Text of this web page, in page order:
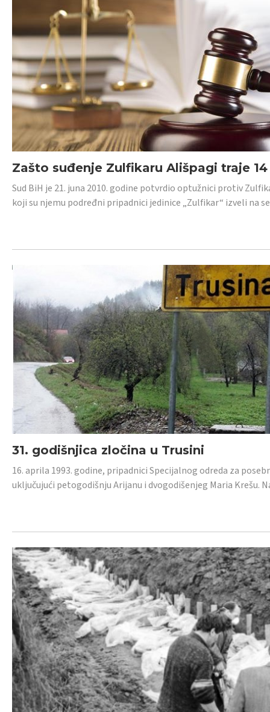
Zašto suđenje Zulfikaru Ališpagi traje
Sud BiH je 21. juna 2010. godine potvrdio optužnici protiv
koji su njemu podređni pripadnici jedinice „Zulfikar“ izveli na
31. godišnjica zločina u Trusini
16. aprila 1993. godine, pripadnici Specijalnog odreda za
uključujući petogodišnju Arijanu i dvogodišenjeg Maria Krešu.